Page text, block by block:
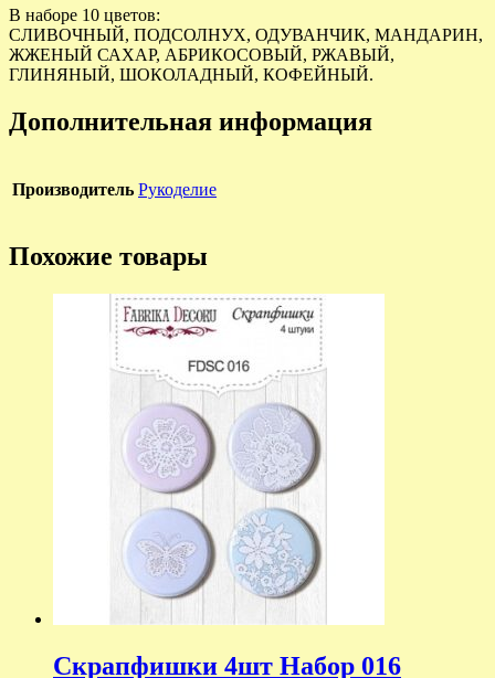
В наборе 10 цветов:
СЛИВОЧНЫЙ, ПОДСОЛНУХ, ОДУВАНЧИК, МАНДАРИН,
ЖЖЕНЫЙ САХАР, АБРИКОСОВЫЙ, РЖАВЫЙ,
ГЛИНЯНЫЙ, ШОКОЛАДНЫЙ, КОФЕЙНЫЙ.
Дополнительная информация
Производитель Рукоделие
Похожие товары
Скрапфишки 4шт Набор 016